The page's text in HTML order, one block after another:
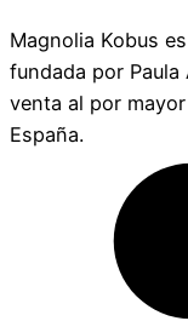
Magnolia Kobus
fundada por Paula
venta al por
España.